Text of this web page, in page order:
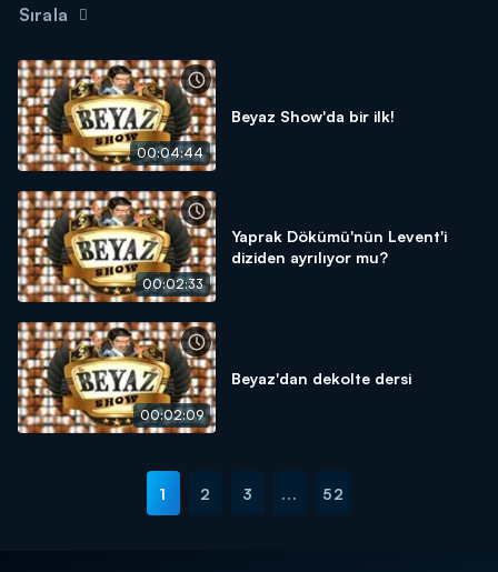
Sırala
00:04:44
Beyaz Show'da bir ilk!
00:02:33
Yaprak Dökümü'nün Levent'i
diziden ayrılıyor mu?
00:02:09
Beyaz'dan dekolte dersi
1 2 3 ... 52